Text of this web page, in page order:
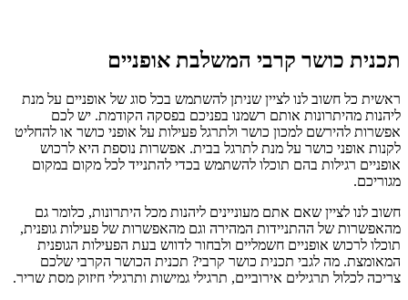
תכנית כושר קרבי המשלבת אופניים
ראשית כל חשוב לנו לציין שניתן להשתמש בכל סוג של אופניים על מנת
ליהנות מהיתרונות אותם רשמנו בפניכם בפסקה הקודמת. יש לכם
אפשרות להירשם למכון כושר ולתרגל פעילות על אופני כושר או להחליט
לקנות אופני כושר על מנת לתרגל בבית. אפשרות נוספת היא לרכוש
אופניים רגילות בהם תוכלו להשתמש בכדי להתנייד לכל מקום במקום
מגוריכם.
חשוב לנו לציין שאם אתם מעוניינים ליהנות מכל היתרונות, כלומר גם
מהאפשרות של ההתניידות המהירה וגם מהאפשרות של פעילות גופנית,
תוכלו לרכוש אופניים חשמליים ולבחור לדווש בעת הפעילות הגופנית
המאומצת. מה לגבי תכנית כושר קרבי? תכנית הכושר הקרבי שלכם
צריכה לכלול תרגילים אירוביים, תרגילי גמישות ותרגילי חיזוק מסת שריר.